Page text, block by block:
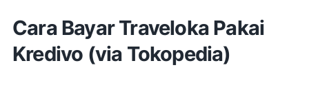
Cara Bayar Traveloka Pakai
Kredivo (via Tokopedia)